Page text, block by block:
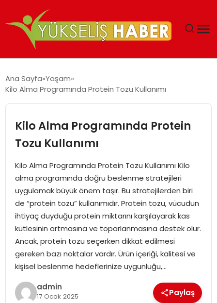
MALIYETLERINI AZALTIYOR’
Ana Sayfa Yaşam
Kilo Alma Programında Protein Tozu Kullanımı
Kilo Alma Programında Protein
Tozu Kullanımı
Kilo Alma Programında Protein Tozu Kullanımı Kilo
alma programında doğru beslenme stratejileri
uygulamak büyük önem taşır. Bu stratejilerden biri
de “protein tozu” kullanımıdır. Protein tozu, vücudun
ihtiyaç duyduğu protein miktarını karşılayarak kas
kütlesinin artmasına ve toparlanmasına destek olur.
Ancak, protein tozu seçerken dikkat edilmesi
gereken bazı noktalar vardır. Ürün içeriği, kalitesi ve
kişisel beslenme hedeflerinize uygunluğu,…
admin
17 Ocak 2025 Paylaş